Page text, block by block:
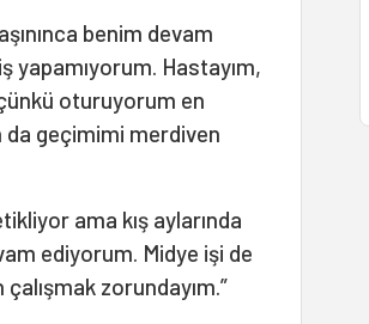
benim devam
yapamıyorum. Hastayım,
oturuyorum en
da geçimimi merdiven
ama kış aylarında
ediyorum. Midye işi de
zorundayım.”